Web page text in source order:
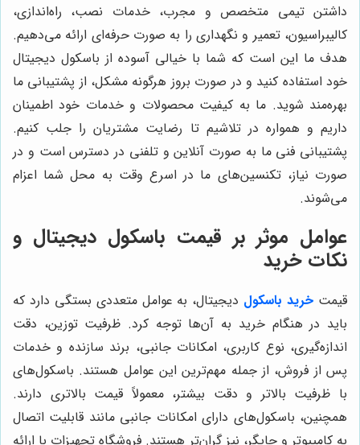
داشتن تیمی متخصص و مجرب، خدمات نصب، راه‌اندازی،
کالیبراسیون، تعمیر و نگهداری را به صورت حرفه‌ای ارائه می‌دهیم.
هدف ما این است که شما با خیالی آسوده از باسکول دیجیتال
خود استفاده کنید و در صورت بروز هرگونه مشکل، از پشتیبانی ما
بهره‌مند شوید. ما به کیفیت محصولات و خدمات خود اطمینان
داریم و همواره در تلاشیم تا رضایت مشتریان را جلب کنیم.
پشتیبانی فنی ما به صورت آنلاین و تلفنی در دسترس است و در
صورت نیاز، تکنسین‌های ما در اسرع وقت به محل شما اعزام
می‌شوند.
عوامل موثر بر قیمت باسکول دیجیتال و
نکات خرید
قیمت خرید باسکول دیجیتال، به عوامل متعددی بستگی دارد که
باید در هنگام خرید به آن‌ها توجه کرد. ظرفیت توزین، دقت
اندازه‌گیری، نوع کاربری، امکانات جانبی، برند سازنده و خدمات
پس از فروش، از جمله مهم‌ترین این عوامل هستند. باسکول‌های
با ظرفیت بالاتر و دقت بیشتر، معمولاً قیمت بالاتری دارند.
همچنین، باسکول‌های دارای امکانات جانبی مانند قابلیت اتصال
به کامپیوتر و چاپگر، نیز گران‌تر هستند. فروشگاه تجهیزات با ارائه